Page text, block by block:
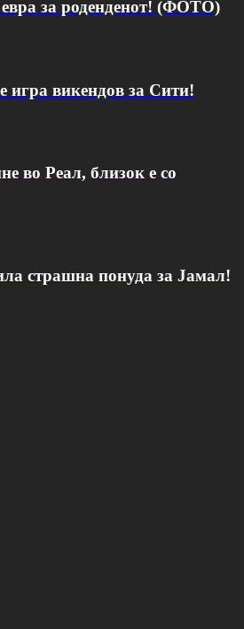
евра за роденденот! (ФОТО)
игра викендов за Сити!
во Реал, близок е со
страшна понуда за Јамал!